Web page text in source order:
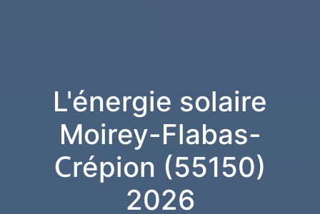
L'énergie solaire
Moirey-Flabas-
Crépion (55150)
2026